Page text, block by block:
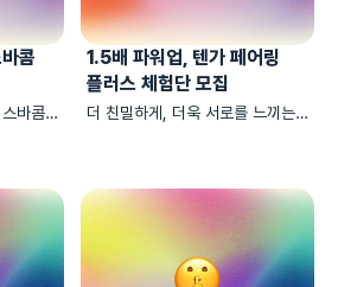
콤
바콤
1.5배 파워업, 텐가 페어링
플러스 체험단 모집
더 친밀하게, 더욱 서로를 느끼는